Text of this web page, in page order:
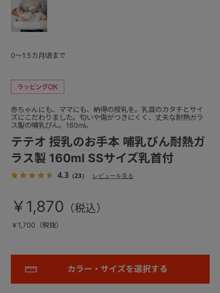
テテオ 授乳のお手本 哺乳びん耐熱ガ
ラス製 160ml SSサイズ乳首付
4.3（23） レビューを見る
赤ちゃんにも、ママにも、納得の授乳を。乳首のカタチとサイ
ズにこだわりました。匂いや傷がつきにくく、丈夫な耐熱ガラ
ス製の哺乳びん。160ml。
￥1,870
￥1,700（税抜）
カラー・サイズを選択する
0～1.5カ月頃まで